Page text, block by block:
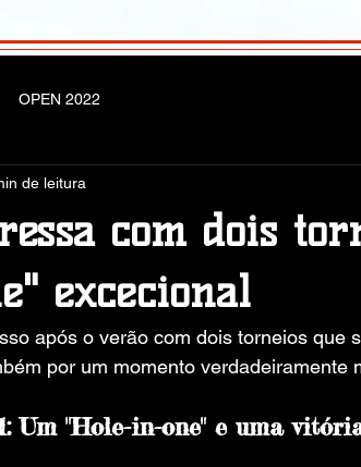
OPEN 2022
com dois
excecional
de leitura
após o verão com dois torneios que
por um momento verdadeiramente
Um "Hole-in-one" e uma